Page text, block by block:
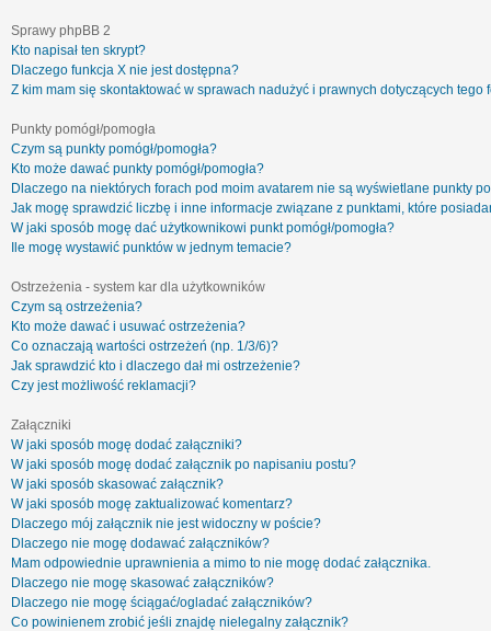
Sprawy phpBB 2
Kto napisał ten skrypt?
Dlaczego funkcja X nie jest dostępna?
Z kim mam się skontaktować w sprawach nadużyć i prawnych dotyczących tego
Punkty pomógł/pomogła
Czym są punkty pomógł/pomogła?
Kto może dawać punkty pomógł/pomogła?
Dlaczego na niektórych forach pod moim avatarem nie są wyświetlane punkty
Jak mogę sprawdzić liczbę i inne informacje związane z punktami, które
W jaki sposób mogę dać użytkownikowi punkt pomógł/pomogła?
Ile mogę wystawić punktów w jednym temacie?
Ostrzeżenia - system kar dla użytkowników
Czym są ostrzeżenia?
Kto może dawać i usuwać ostrzeżenia?
Co oznaczają wartości ostrzeżeń (np. 1/3/6)?
Jak sprawdzić kto i dlaczego dał mi ostrzeżenie?
Czy jest możliwość reklamacji?
Załączniki
W jaki sposób mogę dodać załączniki?
W jaki sposób mogę dodać załącznik po napisaniu postu?
W jaki sposób skasować załącznik?
W jaki sposób mogę zaktualizować komentarz?
Dlaczego mój załącznik nie jest widoczny w poście?
Dlaczego nie mogę dodawać załączników?
Mam odpowiednie uprawnienia a mimo to nie mogę dodać załącznika.
Dlaczego nie mogę skasować załączników?
Dlaczego nie mogę ściągać/ogladać załączników?
Co powinienem zrobić jeśli znajdę nielegalny załącznik?